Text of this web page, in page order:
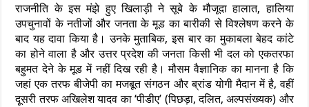
राजनीति के इस मंझे हुए खिलाड़ी ने सूबे के मौजूदा हालात, हालिया
उपचुनावों के नतीजों और जनता के मूड का बारीकी से विश्लेषण करने के
बाद यह दावा किया है। उनके मुताबिक, इस बार का मुकाबला बेहद कांटे
का होने वाला है और उत्तर प्रदेश की जनता किसी भी दल को एकतरफा
बहुमत देने के मूड में नहीं दिख रही है। मौसम वैज्ञानिक का मानना है कि
जहां एक तरफ बीजेपी का मजबूत संगठन और ब्रांड योगी मैदान में है, वहीं
दूसरी तरफ अखिलेश यादव का ‘पीडीए’ (पिछड़ा, दलित, अल्पसंख्यक) और